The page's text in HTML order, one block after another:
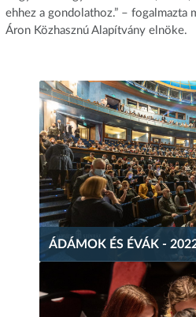
ehhez a gondolathoz.” – fogalmazta
Áron Közhasznú Alapítvány elnöke.
ÁDÁMOK ÉS ÉVÁK -